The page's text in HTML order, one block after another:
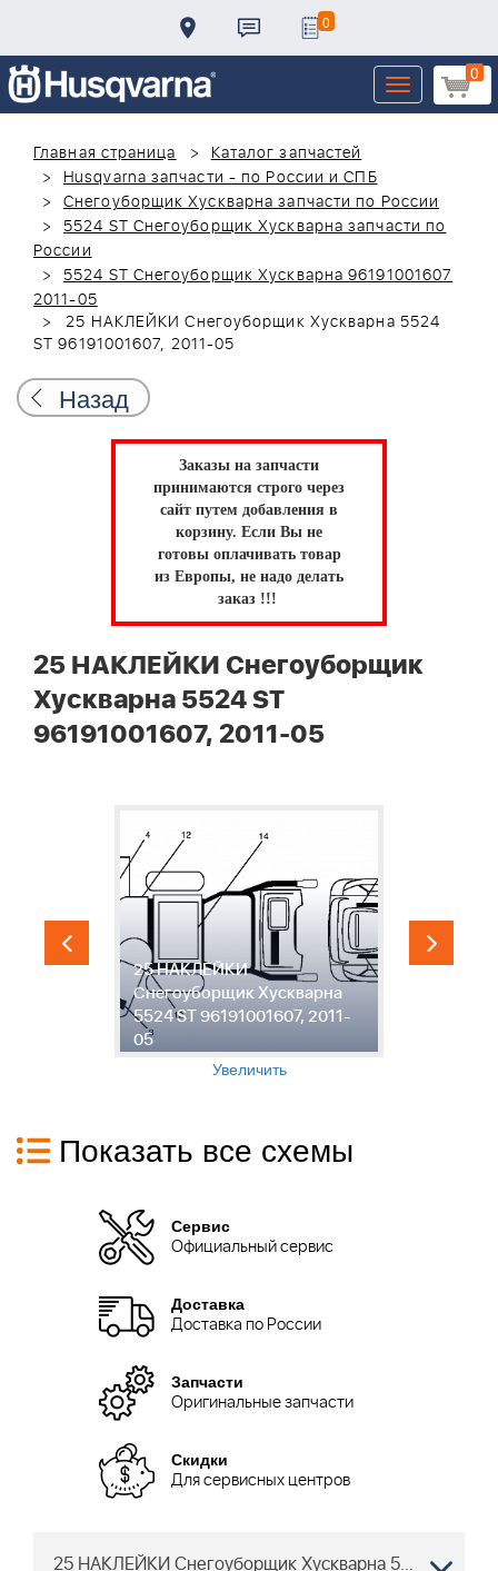
0
0
Toggle
navigation
Главная страница
Каталог запчастей
Husqvarna запчасти - по России и СПБ
Снегоуборщик Хускварна запчасти по России
5524 ST Снегоуборщик Хускварна запчасти по
России
5524 ST Снегоуборщик Хускварна 96191001607
2011-05
25 НАКЛЕЙКИ Снегоуборщик Хускварна 5524
ST 96191001607, 2011-05
Назад
Заказы на запчасти
принимаются строго через
сайт путем добавления в
корзину. Если Вы не
готовы оплачивать товар
из Европы, не надо делать
заказ !!!
25 НАКЛЕЙКИ Снегоуборщик
Хускварна 5524 ST
96191001607, 2011-05
25 НАКЛЕЙКИ
Снегоуборщик Хускварна
5524 ST 96191001607, 2011-
05
Увеличить
Показать все схемы
Сервис
Официальный сервис
Доставка
Доставка по России
Запчасти
Оригинальные запчасти
Скидки
Для сервисных центров
25 НАКЛЕЙКИ Снегоуборщик Хускварна 5524 ST 96191001607, 2011-05